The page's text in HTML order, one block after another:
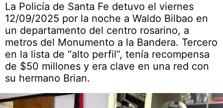
La Policía de Santa Fe detuvo el viernes
12/09/2025 por la noche a Waldo Bilbao en
un departamento del centro rosarino, a
metros del Monumento a la Bandera. Tercero
en la lista de “alto perfil”, tenía recompensa
de $50 millones y era clave en una red con
su hermano Brian.